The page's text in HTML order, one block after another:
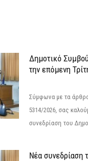
Δημοτικό
την επόμενη
Σύμφωνα με τα
5314/2026, σας
συνεδρίαση του
Νέα συνεδρίαση